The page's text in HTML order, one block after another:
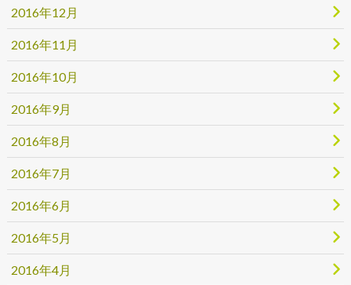
2016年12月
2016年11月
2016年10月
2016年9月
2016年8月
2016年7月
2016年6月
2016年5月
2016年4月